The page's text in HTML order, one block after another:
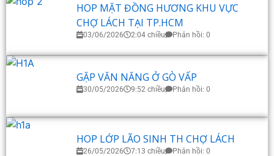
HOP MẶT ĐỒNG HƯƠNG KHU VỰC
CHỢ LÁCH TẠI TP.HCM
03/06/2026 2:04 chiều Phản hồi: 0
GẶP VĂN NĂNG Ở GÒ VẤP
30/05/2026 9:52 chiều Phản hồi: 0
HOP LỚP LÃO SINH TH CHỢ LÁCH
26/05/2026 7:13 chiều Phản hồi: 0